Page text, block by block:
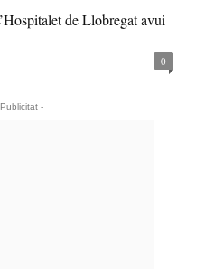
de Llobregat avui
0
-